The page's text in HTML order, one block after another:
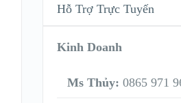
Hỗ Trợ Trực Tuyến
Kinh Doanh
Ms Thủy: 0865 971